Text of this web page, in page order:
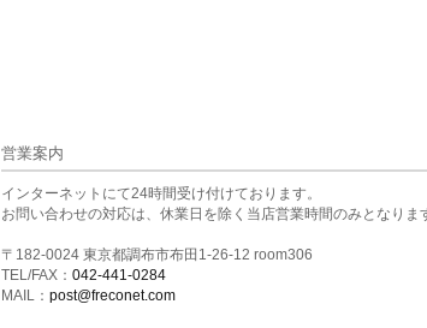
営業案内
インターネットにて24時間受け付けております。
お問い合わせの対応は、休業日を除く当店営業時間のみとなりま
〒182-0024 東京都調布市布田1-26-12 room306
TEL/FAX： 042-441-0284
MAIL： post@freconet.com